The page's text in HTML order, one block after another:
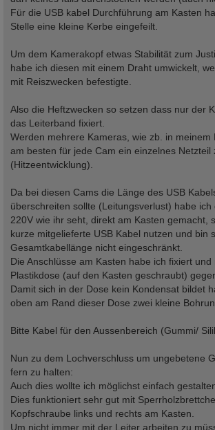
Für die USB kabel Durchführung am Kasten
Stelle eine kleine Kerbe eingefeilt.
Um dem Kamerakopf etwas Stabilität zum
habe ich diesen mit einem Draht umwickelt,
mit Reiszwecken befestigte.
Also die Heftzwecken so setzen dass nur der
das Leiterband fixiert.
Werden mehrere Kameras, wie zb. in meinem
am besten für jede Cam ein einzelnes Netzteil
(Hitzeentwicklung).
Da bei diesen Cams die Länge des USB
überschreiten sollte (Leitungsverlust) habe ich
220V wie ihr seht, direkt am Kasten gemacht,
kurze mitgelieferte USB Kabel nutzen und bin
Gesamtkabellänge nicht eingeschränkt.
Die Anschlüsse am Kasten habe ich fixiert und
Plastikdose (auf den Kasten geschraubt)
Damit sich in der Dose kein Kondensat bildet
oben am Rand dieser Dose zwei kleine
Bitte Kabel für den Aussenbereich (Gummi/
Nun zu dem Lochverschluss um ungebetene
fern zu halten:
Auch dies wollte ich möglichst einfach
Dies funktioniert sehr gut mit
Kopfschraube links und rechts am Kasten.
Um nicht immer mit der Leiter arbeiten zu